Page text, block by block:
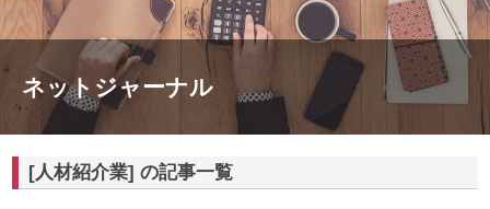
ネットジャーナル
[人材紹介業] の記事一覧